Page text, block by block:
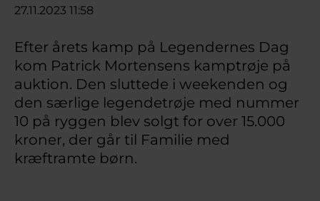
27.11.2023 11:58
Efter årets kamp på Legendernes Dag
kom Patrick Mortensens kamptrøje på
auktion. Den sluttede i weekenden og
den særlige legendetrøje med nummer
10 på ryggen blev solgt for over 15.000
kroner, der går til Familie med
kræftramte børn.